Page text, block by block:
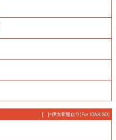
[ ]=伊太祈曽止り(For IDAKISO)